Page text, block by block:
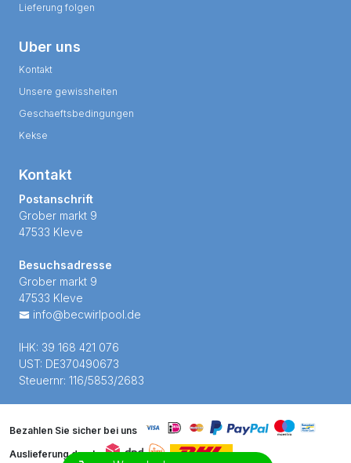
Lieferung folgen
Uber uns
Kontakt
Unsere gewissheiten
Geschaeftsbedingungen
Kekse
Kontakt
Postanschrift
Grober markt 9
47533 Kleve
Besuchsadresse
Grober markt 9
47533 Kleve
info@becwirlpool.de
IHK: 39 168 421 076
UST: DE370490673
Steuernr: 116/5853/2683
Bezahlen Sie sicher bei uns
Auslieferung durch